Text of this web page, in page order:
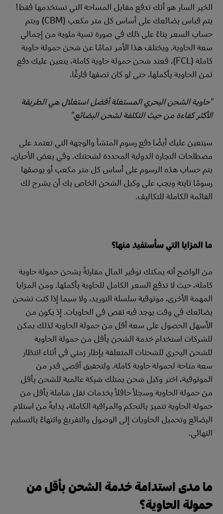
الخبر السار هو أنك تدفع مقابل المساحة التي تستخدمها فقط!
يتم قياس بضائعك على أساس كل متر مكعب (CBM) ويتم
حساب السعر بناءً على ذلك في صورة نسبة مئوية من إجمالي
سعة الحاوية. ويختلف هذا الأمر تمامًا عن شحن حمولة حاوية
كاملة (FCL)، فعند شحن حمولة حاوية كاملة، يتعين عليك دفع
ثمن الحاوية بأكملها، حتى لو كان نصفها فارغًا.
"حاوية الشحن البحري المستغلة أفضل استغلال هي الطريقة
الأكثر كفاءة من حيث التكلفة لشحن البضائع."
سيتعين عليك أيضًا دفع رسوم المنشأ والوجهة التي تعتمد على
مصطلحات التجارة الدولية المحددة لشحنتك. وفي بعض الأحيان،
يتم حساب هذه الرسوم على أساس كل متر مكعب أو بوصفها
رسومًا ثابتة ويجب على وكيل الشحن الخاص بك أن يشرح لك
القائمة الكاملة للتكاليف.
ما المزايا التي سأستفيد منها؟
من الواضح أنه يمكنك توفير المال مقارنةً بشحن حمولة حاوية
كاملة، حيث لا تدفع السعر الكامل للحاوية بأكملها. ومن المزايا
المهمة الأخرى، موثوقية سلسلة التوريد، ولا سيما إذا كنت تشحن
بضائعك في وقت يوجد فيه نقص في الحاويات. إذ يكون من
الأسهل الحصول على سعة أقل من حمولة الحاوية لذلك يمكن
للشركات استخدام خدمة الشحن بأقل من حمولة الحاوية
للشحن البحري للشحنات المتعلقة بإطار زمني في أثناء انتظار
سعة متاحة لحمولة حاوية كاملة. ولتحقيق أقصى قدر من
الموثوقية، اختر وكيل شحن يمتلك شبكة عالمية للشحن بأقل
من حمولة الحاوية وسجلاً حافلاً بخدمات نقل شاملة بأقل من
حمولة الحاوية تتميز بالتحكم والمراقبة الكاملة، بدايةً من استلام
البضائع وتحميل الحاويات إلى الوصول والتفريغ وانتهاءً بالتسليم
النهائي.
ما مدى استدامة خدمة الشحن بأقل من
حمولة الحاوية؟